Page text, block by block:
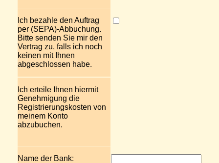
Ich bezahle den Auftrag
per (SEPA)-Abbuchung.
Bitte senden Sie mir den
Vertrag zu, falls ich noch
keinen mit Ihnen
abgeschlossen habe.
Ich erteile Ihnen hiermit
Genehmigung die
Registrierungskosten von
meinem Konto
abzubuchen.
Name der Bank: